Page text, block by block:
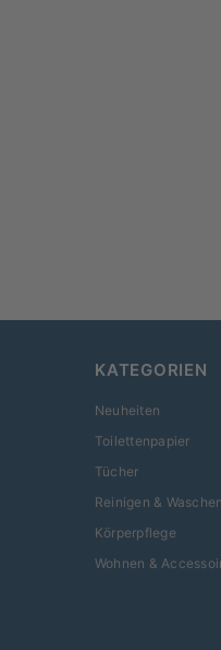
KATEGORIEN
Neuheiten
Toilettenpapier
Tücher
Reinigen & Waschen
Körperpflege
Wohnen &